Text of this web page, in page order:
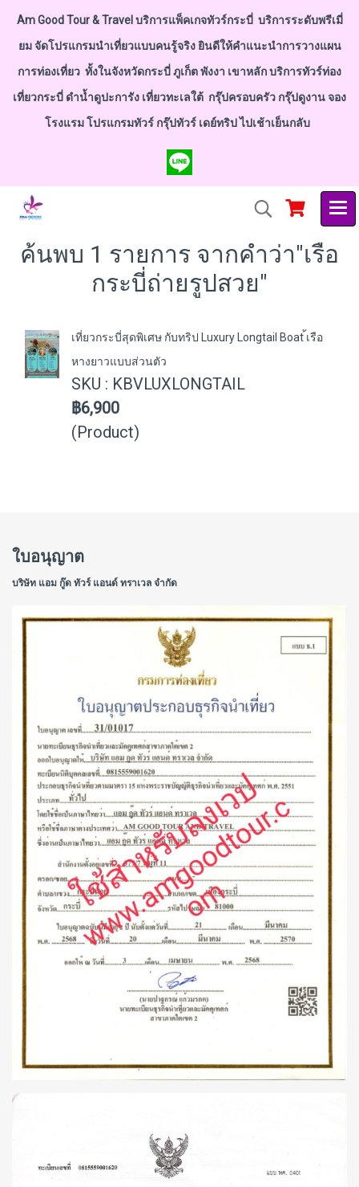
Am Good Tour & Travel บริการแพ็คเกจทัวร์กระบี่ บริการระดับพรีเมี่
ยม จัดโปรแกรมนำเที่ยวแบบคนรู้จริง ยินดีให้คำแนะนำการวางแผน
การท่องเที่ยว ทั้งในจังหวัดกระบี่ ภูเก็ต พังงา เขาหลัก บริการทัวร์ท่อง
เที่ยวกระบี่ ดำน้ำดูปะการัง เที่ยวทะเลใต้ กรุ๊ปครอบครัว กรุ๊ปดูงาน จอง
โรงแรม โปรแกรมทัวร์ กรุ๊ปทัวร์ เดย์ทริป ไปเช้าเย็นกลับ
ค้นพบ 1 รายการ จากคำว่า"เรือ
กระบี่ถ่ายรูปสวย"
เที่ยวกระบี่สุดพิเศษ กับทริป Luxury Longtail Boat ้เรือ
หางยาวแบบส่วนตัว
SKU : KBVLUXLONGTAIL
฿6,900
(Product)
ใบอนุญาต
บริษัท แอม กู๊ด ทัวร์ แอนด์ ทราเวล จำกัด